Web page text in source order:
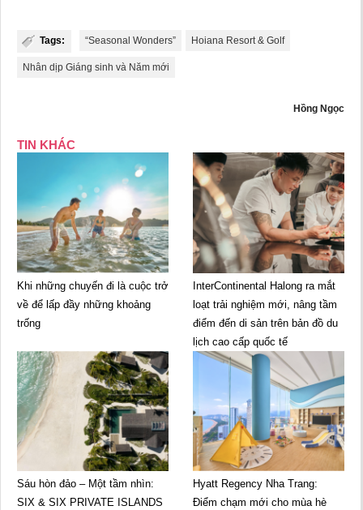
Tags: “Seasonal Wonders” Hoiana Resort & Golf
Nhân dịp Giáng sinh và Năm mới
Hồng Ngọc
TIN KHÁC
Khi những chuyến đi là cuộc trở
về để lấp đầy những khoảng
trống
InterContinental Halong ra mắt
loạt trải nghiệm mới, nâng tầm
điểm đến di sản trên bản đồ du
lịch cao cấp quốc tế
Sáu hòn đảo – Một tầm nhìn:
SIX & SIX PRIVATE ISLANDS
Hyatt Regency Nha Trang:
Điểm chạm mới cho mùa hè